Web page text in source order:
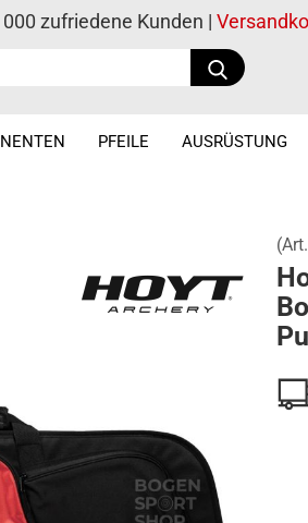
Suche...
zufriedene Kunden |
PFEILE AUSRÜSTUNG